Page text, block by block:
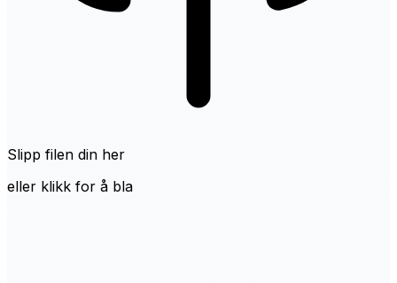
Slipp filen din her
eller klikk for å bla